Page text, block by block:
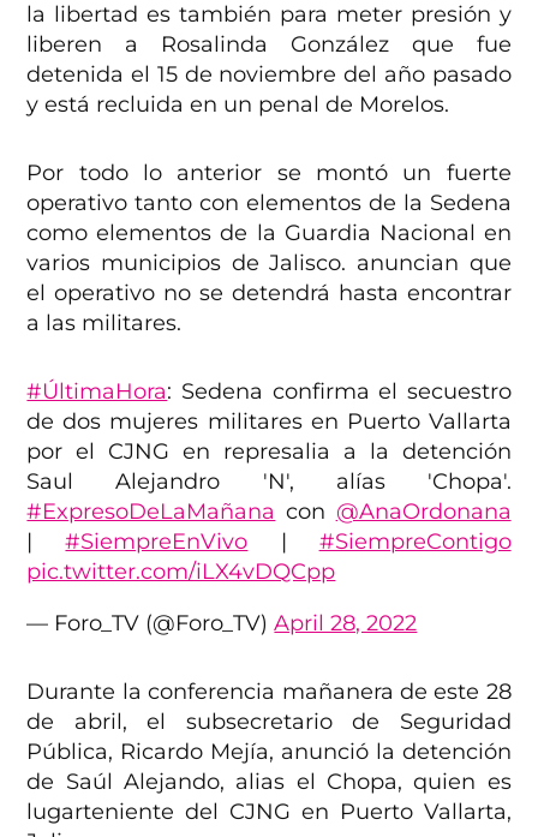
la libertad es también para meter presión y
liberen a Rosalinda González que fue
detenida el 15 de noviembre del año pasado
y está recluida en un penal de Morelos.
Por todo lo anterior se montó un fuerte
operativo tanto con elementos de la Sedena
como elementos de la Guardia Nacional en
varios municipios de Jalisco. anuncian que
el operativo no se detendrá hasta encontrar
a las militares.
#ÚltimaHora: Sedena confirma el secuestro
de dos mujeres militares en Puerto Vallarta
por el CJNG en represalia a la detención
Saul Alejandro 'N', alías 'Chopa'.
#ExpresoDeLaMañana con @AnaOrdonana
|#SiempreEnVivo | #SiempreContigo
pic.twitter.com/iLX4vDQCpp
— Foro_TV (@Foro_TV)April 28, 2022
Durante la conferencia mañanera de este 28
de abril, el subsecretario de Seguridad
Pública, Ricardo Mejía, anunció la detención
de Saúl Alejando, alias el Chopa, quien es
lugarteniente del CJNG en Puerto Vallarta,